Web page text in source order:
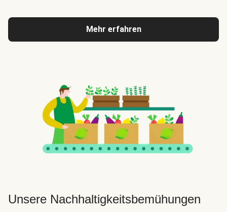
Mehr erfahren
Unsere Nachhaltigkeitsbemühungen